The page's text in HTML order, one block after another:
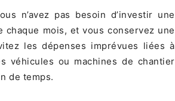
n’avez pas besoin d’investir une
chaque mois, et vous conservez une
les dépenses imprévues liées à
véhicules ou machines de chantier
de temps.